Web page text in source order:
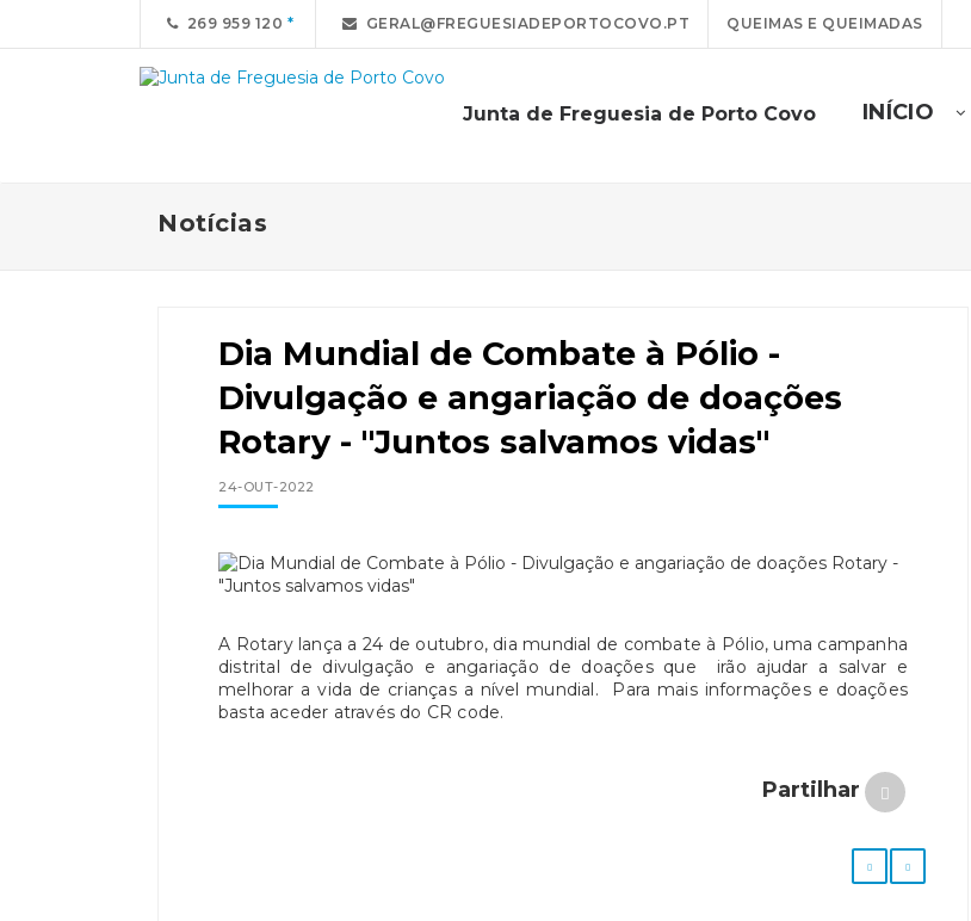
269 959 120 GERAL@FREGUESIADEPORTOCOVO.PT QUEIMAS E QUEIMADAS
Junta de Freguesia de Porto Covo INÍCIO
Notícias
Dia Mundial de Combate à Pólio -
Divulgação e angariação de doações
Rotary - "Juntos salvamos vidas"
24-OUT-2022
A Rotary lança a 24 de outubro, dia mundial de combate à Pólio, uma campanha
distrital de divulgação e angariação de doações que irão ajudar a salvar e
melhorar a vida de crianças a nível mundial. Para mais informações e doações
basta aceder através do CR code.
Partilhar